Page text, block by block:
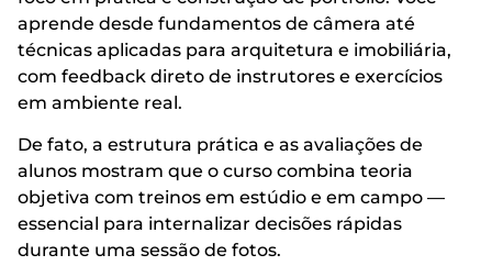
aprende desde fundamentos de câmera até
técnicas aplicadas para arquitetura e imobiliária,
com feedback direto de instrutores e exercícios
em ambiente real.
De fato, a estrutura prática e as avaliações de
alunos mostram que o curso combina teoria
objetiva com treinos em estúdio e em campo —
essencial para internalizar decisões rápidas
durante uma sessão de fotos.